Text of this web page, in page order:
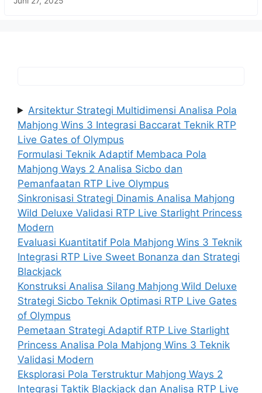
Arsitektur Strategi Multidimensi Analisa Pola
Mahjong Wins 3 Integrasi Baccarat Teknik RTP
Live Gates of Olympus
Formulasi Teknik Adaptif Membaca Pola
Mahjong Ways 2 Analisa Sicbo dan
Pemanfaatan RTP Live Olympus
Sinkronisasi Strategi Dinamis Analisa Mahjong
Wild Deluxe Validasi RTP Live Starlight Princess
Modern
Evaluasi Kuantitatif Pola Mahjong Wins 3 Teknik
Integrasi RTP Live Sweet Bonanza dan Strategi
Blackjack
Konstruksi Analisa Silang Mahjong Wild Deluxe
Strategi Sicbo Teknik Optimasi RTP Live Gates
of Olympus
Pemetaan Strategi Adaptif RTP Live Starlight
Princess Analisa Pola Mahjong Wins 3 Teknik
Validasi Modern
Eksplorasi Pola Terstruktur Mahjong Ways 2
Integrasi Taktik Blackjack dan Analisa RTP Live